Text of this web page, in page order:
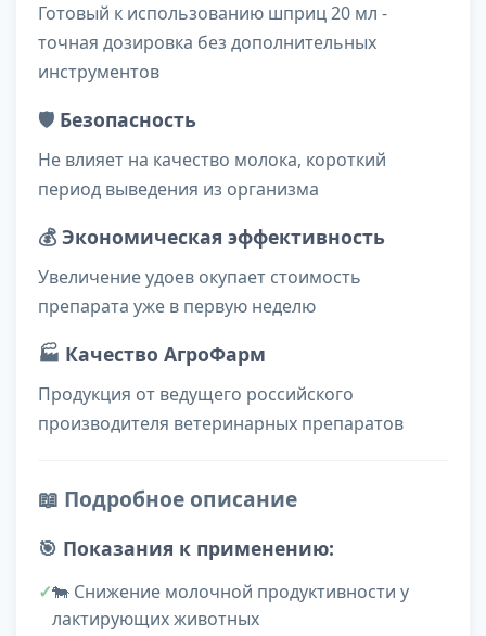
Готовый к использованию шприц 20 мл -
точная дозировка без дополнительных
инструментов
🛡️ Безопасность
Не влияет на качество молока, короткий
период выведения из организма
💰 Экономическая эффективность
Увеличение удоев окупает стоимость
препарата уже в первую неделю
🏭 Качество АгроФарм
Продукция от ведущего российского
производителя ветеринарных препаратов
📖 Подробное описание
🎯 Показания к применению:
🐄 Снижение молочной продуктивности у
лактирующих животных